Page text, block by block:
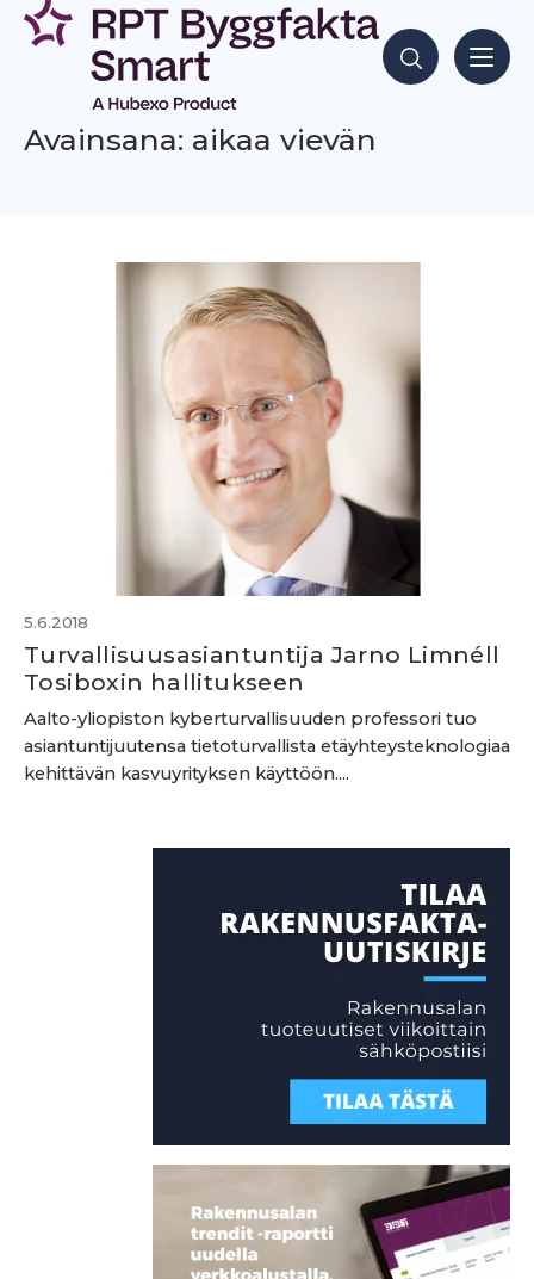
Siirry
sisältöön
Hae sisältöjä
Avainsana: aikaa vievän
5.6.2018
Turvallisuusasiantuntija Jarno Limnéll
Tosiboxin hallitukseen
Aalto-yliopiston kyberturvallisuuden professori tuo
asiantuntijuutensa tietoturvallista etäyhteysteknologiaa
kehittävän kasvuyrityksen käyttöön....